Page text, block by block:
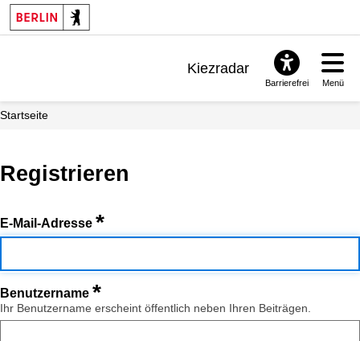
Kiezradar
Barrierefrei Menü
Startseite
Registrieren
E-Mail-Adresse *
Benutzername *
Ihr Benutzername erscheint öffentlich neben Ihren Beiträgen.